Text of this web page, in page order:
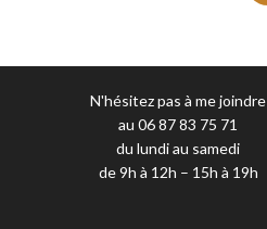
N'hésitez pas à me joindre
au 06 87 83 75 71
du lundi au samedi
de 9h à 12h – 15h à 19h